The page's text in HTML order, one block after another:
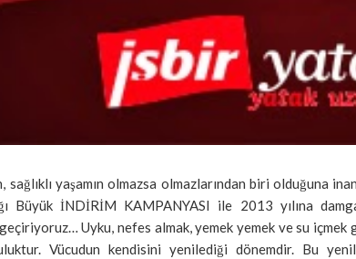
sağlıklı yaşamın olmazsa olmazlarından biri olduğuna
Büyük İNDİRİM KAMPANYASI ile 2013 yılına
Uyku, nefes almak, yemek yemek ve su içmek
Vücudun kendisini yenilediği dönemdir. Bu